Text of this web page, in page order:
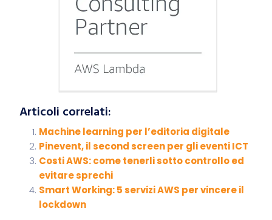
Articoli correlati:
Machine learning per l’editoria digitale
Pinevent, il second screen per gli eventi ICT
Costi AWS: come tenerli sotto controllo ed
evitare sprechi
Smart Working: 5 servizi AWS per vincere il
lockdown